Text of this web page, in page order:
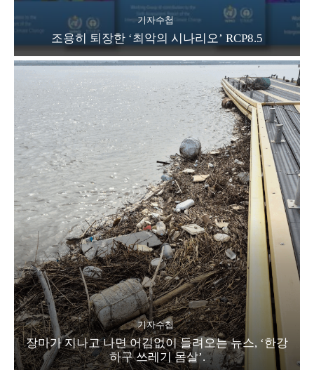
기자수첩
조용히 퇴장한 ‘최악의 시나리오’ RCP8.5
기자수첩
장마가 지나고 나면 어김없이 들려오는 뉴스, ‘한강
하구 쓰레기 몸살’.